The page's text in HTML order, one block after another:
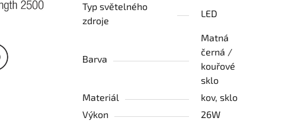
Typ světelného
zdroje
LED
Barva
Matná
černá /
kouřové
sklo
Materiál
kov, sklo
Výkon
26W